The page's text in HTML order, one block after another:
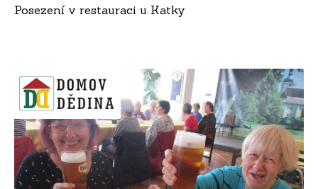
Posezení v restauraci u Katky